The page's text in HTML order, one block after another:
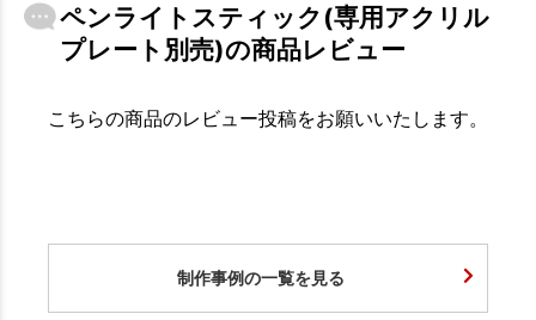
ペンライトスティック(専用アクリル
プレート別売)の商品レビュー
こちらの商品のレビュー投稿をお願いいたします。
制作事例の一覧を見る